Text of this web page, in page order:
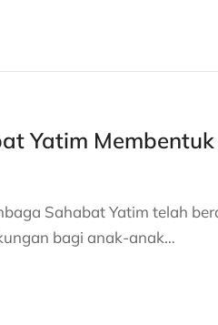
Yatim Membentuk
Sahabat Yatim telah
bagi anak-anak…